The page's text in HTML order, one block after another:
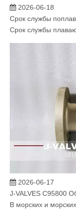
2026-06-18
Срок службы
2026-06-17
В морских и